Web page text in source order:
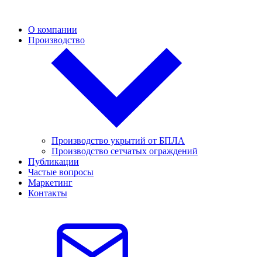
О компании
Производство
Производство укрытий от БПЛА
Производство сетчатых ограждений
Публикации
Частые вопросы
Маркетинг
Контакты